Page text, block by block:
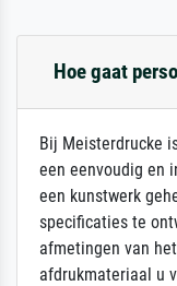
Hoe gaat
Bij Meisterdrucke
een eenvoudig en
een kunstwerk
specificaties te
afmetingen van
afdrukmateriaal u